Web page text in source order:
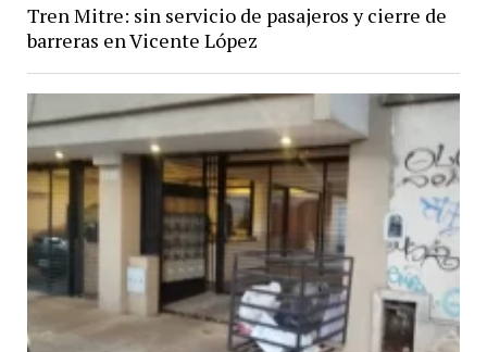
Tren Mitre: sin servicio de pasajeros y cierre de
barreras en Vicente López